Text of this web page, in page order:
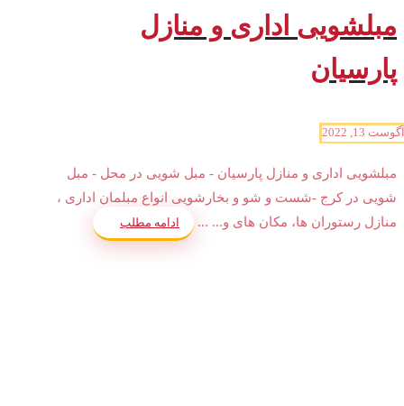
مبلشویی اداری و منازل
پارسیان
آگوست 13, 2022
مبلشویی اداری و منازل پارسیان - مبل شویی در محل - مبل
شویی در کرج -شست و شو و بخارشویی انواع مبلمان اداری ،
منازل رستوران ها، مکان های و... ...
ادامه مطلب